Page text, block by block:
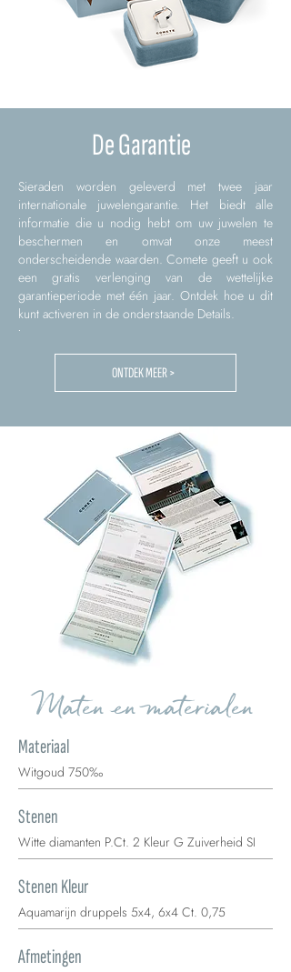
De Garantie
Sieraden worden geleverd met twee jaar
internationale juwelengarantie. Het biedt alle
informatie die u nodig hebt om uw juwelen te
beschermen en omvat onze meest
onderscheidende waarden. Comete geeft u ook
een gratis verlenging van de wettelijke
garantieperiode met één jaar. Ontdek hoe u dit
kunt activeren in de onderstaande Details.
ONTDEK MEER >
Maten en materialen
Materiaal
Witgoud 750‰
Stenen
Witte diamanten P.Ct. 2 Kleur G Zuiverheid SI
Stenen Kleur
Aquamarijn druppels 5x4, 6x4 Ct. 0,75
Afmetingen